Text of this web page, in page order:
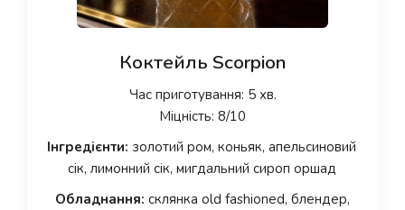
Коктейль Scorpion
Час приготування: 5 хв.
Міцність: 8/10
Інгредієнти: золотий ром, коньяк, апельсиновий
сік, лимонний сік, мигдальний сироп оршад
Обладнання: склянка old fashioned, блендер,